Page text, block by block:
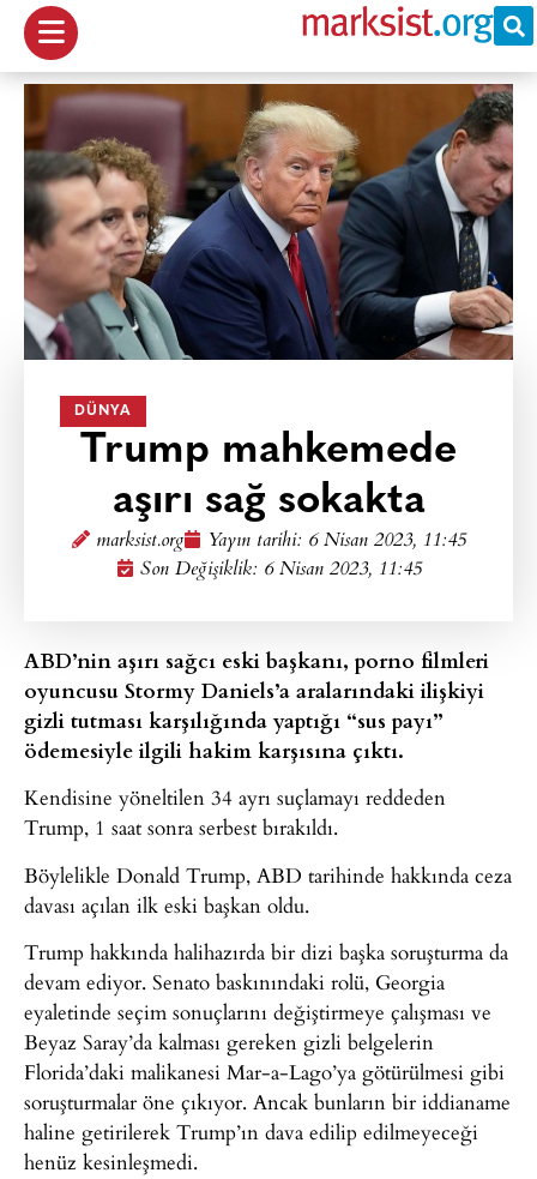
DÜNYA
Trump mahkemede
aşırı sağ sokakta
marksist.org Yayın tarihi: 6 Nisan 2023, 11:45
Son Değişiklik: 6 Nisan 2023, 11:45
ABD’nin aşırı sağcı eski başkanı, porno filmleri
oyuncusu Stormy Daniels’a aralarındaki ilişkiyi
gizli tutması karşılığında yaptığı “sus payı”
ödemesiyle ilgili hakim karşısına çıktı.
Kendisine yöneltilen 34 ayrı suçlamayı reddeden
Trump, 1 saat sonra serbest bırakıldı.
Böylelikle Donald Trump, ABD tarihinde hakkında ceza
davası açılan ilk eski başkan oldu.
Trump hakkında halihazırda bir dizi başka soruşturma da
devam ediyor. Senato baskınındaki rolü, Georgia
eyaletinde seçim sonuçlarını değiştirmeye çalışması ve
Beyaz Saray’da kalması gereken gizli belgelerin
Florida’daki malikanesi Mar-a-Lago’ya götürülmesi gibi
soruşturmalar öne çıkıyor. Ancak bunların bir iddianame
haline getirilerek Trump’ın dava edilip edilmeyeceği
henüz kesinleşmedi.